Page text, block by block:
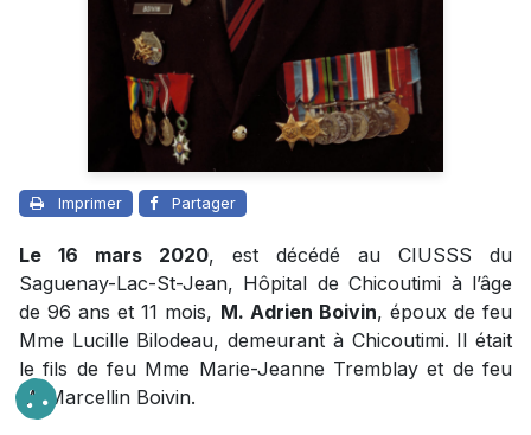
Imprimer Partager
Le 16 mars 2020, est décédé au CIUSSS du
Saguenay-Lac-St-Jean, Hôpital de Chicoutimi à l’âge
de 96 ans et 11 mois, M. Adrien Boivin, époux de feu
Mme Lucille Bilodeau, demeurant à Chicoutimi. Il était
le fils de feu Mme Marie-Jeanne Tremblay et de feu
M. Marcellin Boivin.